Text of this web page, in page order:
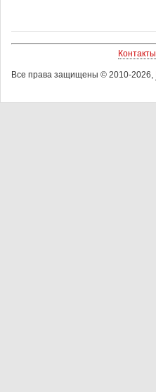
Контакты
Все права защищены © 2010-2026,